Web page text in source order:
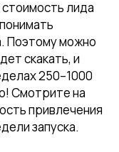
лида
Поэтому можно
скакать, и
250–1000
Смотрите на
привлечения
запуска.